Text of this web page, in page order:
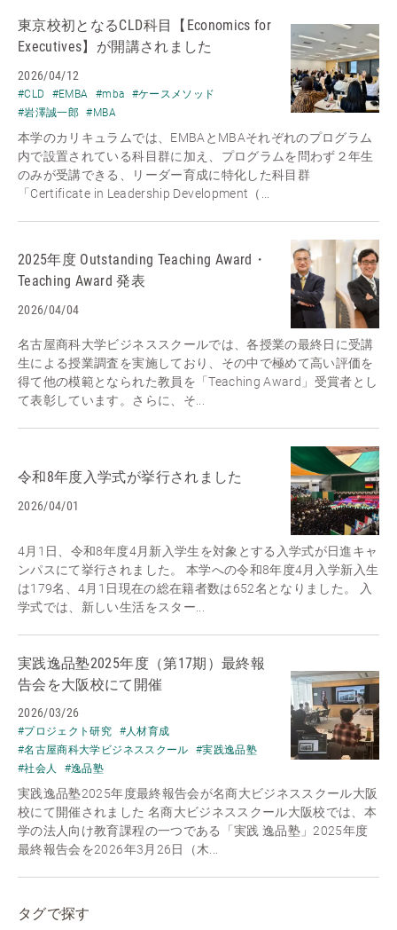
東京校初となるCLD科目【Economics for
Executives】が開講されました
2026/04/12
#CLD #EMBA #mba
#ケースメソッド
#岩澤誠一郎
#MBA
本学のカリキュラムでは、EMBAとMBAそれぞれのプログラム
内で設置されている科目群に加え、プログラムを問わず２年生
のみが受講できる、リーダー育成に特化した科目群
「Certificate in Leadership Development（...
2025年度 Outstanding Teaching Award・
Teaching Award 発表
2026/04/04
名古屋商科大学ビジネススクールでは、各授業の最終日に受講
生による授業調査を実施しており、その中で極めて高い評価を
得て他の模範となられた教員を「Teaching Award」受賞者とし
て表彰しています。さらに、そ...
令和8年度入学式が挙行されました
2026/04/01
4月1日、令和8年度4月新入学生を対象とする入学式が日進キャ
ンパスにて挙行されました。 本学への令和8年度4月入学新入生
は179名、4月1日現在の総在籍者数は652名となりました。 入
学式では、新しい生活をスター...
実践逸品塾2025年度（第17期）最終報
告会を大阪校にて開催
2026/03/26
#プロジェクト研究
#人材育成
#名古屋商科大学ビジネススクール
#実践逸品塾
#社会人
#逸品塾
実践逸品塾2025年度最終報告会が名商大ビジネススクール大阪
校にて開催されました 名商大ビジネススクール大阪校では、本
学の法人向け教育課程の一つである「実践 逸品塾」2025年度
最終報告会を2026年3月26日（木...
タグで探す